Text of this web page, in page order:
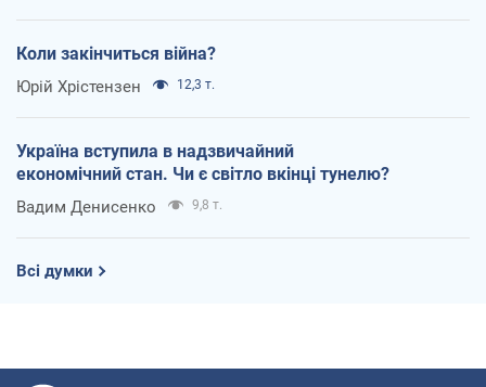
Коли закінчиться війна?
Юрій Хрістензен 12,3 т.
Україна вступила в надзвичайний
економічний стан. Чи є світло вкінці тунелю?
Вадим Денисенко 9,8 т.
Всі думки